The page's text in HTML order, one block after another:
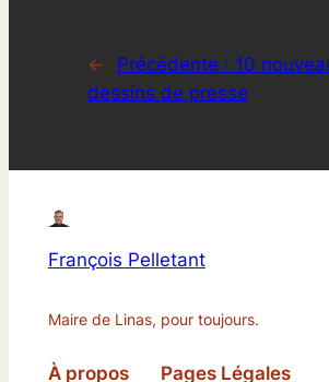
← Précédente : 10
dessins de presse
François Pelletant
Maire de Linas, pour toujours.
À propos Pages Légales